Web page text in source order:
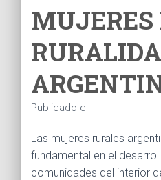
MUJERES
Publicado el
Las mujeres rurales
fundamental en el
comunidades del interior